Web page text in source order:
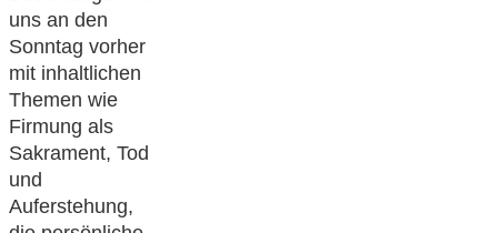
uns an den
Sonntag vorher
mit inhaltlichen
Themen wie
Firmung als
Sakrament, Tod
und
Auferstehung,